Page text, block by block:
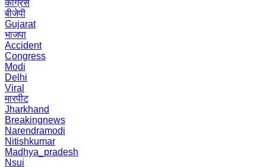
कांग्रेस
बीजेपी
Gujarat
भाजपा
Accident
Congress
Modi
Delhi
Viral
मारपीट
Jharkhand
Breakingnews
Narendramodi
Nitishkumar
Madhya_pradesh
Nsui